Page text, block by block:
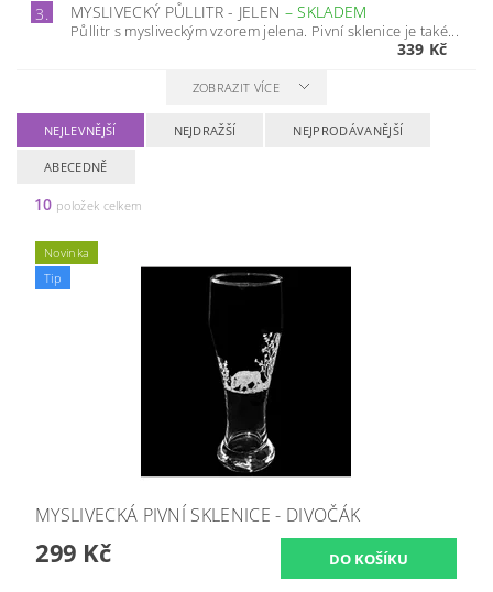
3. MYSLIVECKÝ PŮLLITR - JELEN –SKLADEM
Půllitr s mysliveckým vzorem jelena. Pivní sklenice je také...
339 Kč
ZOBRAZIT VÍCE
NEJLEVNĚJŠÍ NEJDRAŽŠÍ NEJPRODÁVANĚJŠÍ
ABECEDNĚ
10 položek celkem
Novinka
Tip
MYSLIVECKÁ PIVNÍ SKLENICE - DIVOČÁK
299 Kč